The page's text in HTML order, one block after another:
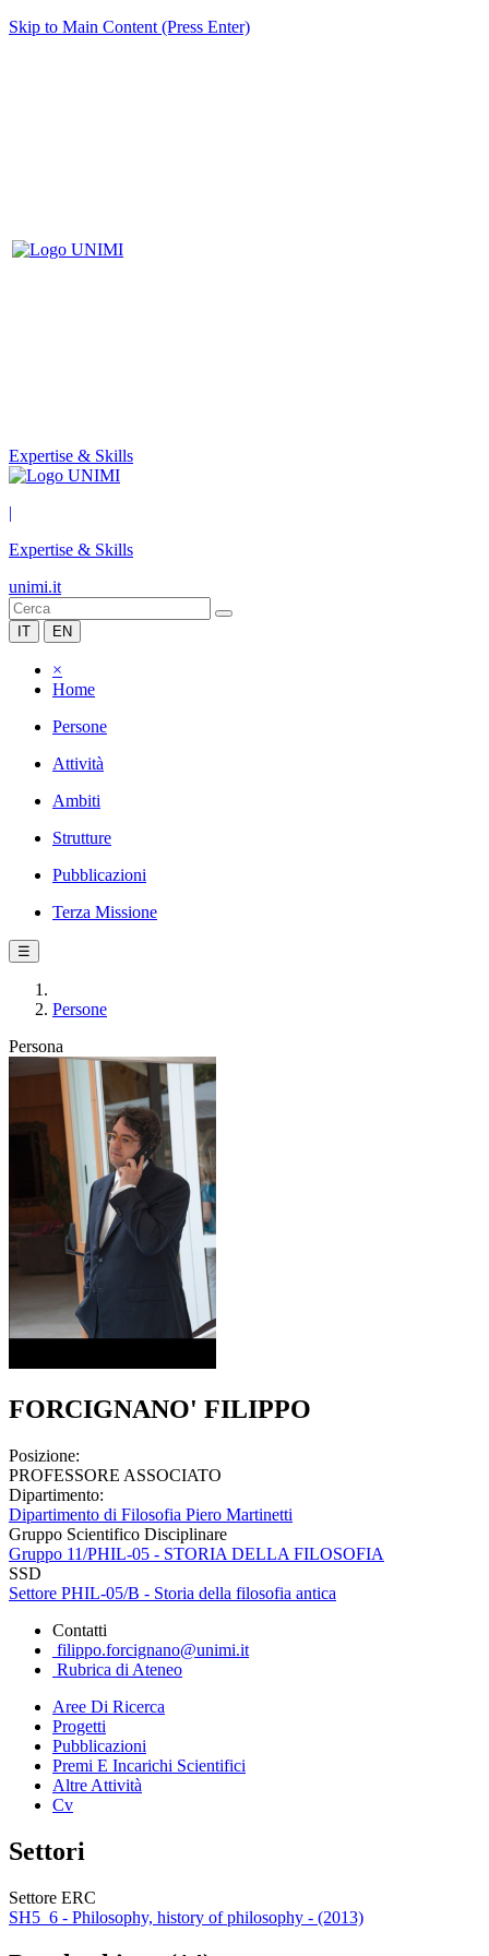
Skip to Main Content (Press Enter)
Expertise & Skills
|
Expertise & Skills
unimi.it
IT EN
×
Home
Persone
Attività
Ambiti
Strutture
Pubblicazioni
Terza Missione
☰
Persone
Persona
FORCIGNANO' FILIPPO
Posizione:
PROFESSORE ASSOCIATO
Dipartimento:
Dipartimento di Filosofia Piero Martinetti
Gruppo Scientifico Disciplinare
Gruppo 11/PHIL-05 - STORIA DELLA FILOSOFIA
SSD
Settore PHIL-05/B - Storia della filosofia antica
Contatti
filippo.forcignano@unimi.it
Rubrica di Ateneo
Aree Di Ricerca
Progetti
Pubblicazioni
Premi E Incarichi Scientifici
Altre Attività
Cv
Settori
Settore ERC
SH5_6 - Philosophy, history of philosophy - (2013)